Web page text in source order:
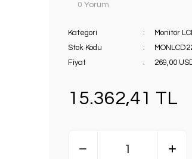
0 Yorum
Kategori
Monitör
Stok Kodu
Fiyat
269,00
15.362,41 TL